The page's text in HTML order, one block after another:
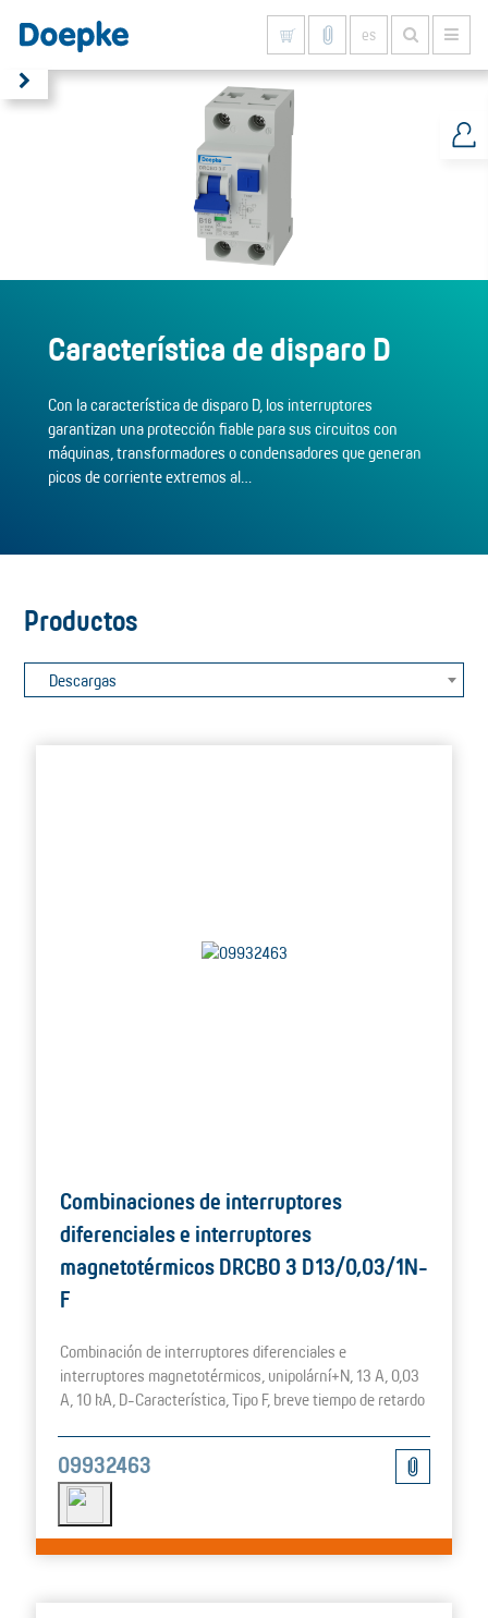
es
Característica de disparo D
Con la característica de disparo D, los interruptores
garantizan una protección fiable para sus circuitos con
máquinas, transformadores o condensadores que generan
picos de corriente extremos al…
Productos
Descargas
Combinaciones de interruptores
diferenciales e interruptores
magnetotérmicos DRCBO 3 D13/0,03/1N-
F
Combinación de interruptores diferenciales e
interruptores magnetotérmicos, unipolární+N, 13 A, 0,03
A, 10 kA, D-Característica, Tipo F, breve tiempo de retardo
09932463